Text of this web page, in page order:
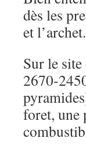
dès les
et l’archet.
Sur le
2670-
foret, une